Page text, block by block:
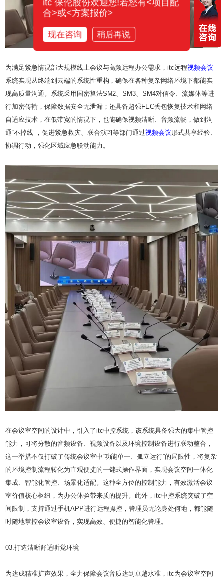
为满足紧急情况部大规模线上会议与高频远程办公需求，itc远程视频会议
系统实现从终端到云端的系统性重构，确保在各种复杂网络环境下都能实
现高质量沟通。系统采用国密算法SM2、SM3、SM4对信令、流媒体等进
行加密传输，保障数据安全无泄漏；还具备超强FEC丢包恢复技术和网络
自适应技术，在低带宽的情况下，也能确保视频清晰、音频流畅，做到沟
通“不掉线”，促进紧急救灾、联合演习等部门通过视频会议形式共享经验、
协调行动，强化区域应急联动能力。
在会议室空间的设计中，引入了itc中控系统，该系统具备强大的集中管控
能力，可将分散的音频设备、视频设备以及环境控制设备进行联动整合，
这一举措不仅打破了传统会议室中“功能单一、孤立运行”的局限性，将复杂
的环境控制流程转化为直观便捷的一键式操作界面，实现会议空间一体化
集成、智能化管控、场景化适配。这种全方位的控制能力，有效激活会议
室价值核心枢纽，为办公体验带来质的提升。此外，itc中控系统突破了空
间限制，支持通过手机APP进行远程操控，管理员无论身处何地，都能随
时随地掌控会议室设备，实现高效、便捷的智能化管理。
03.打造清晰舒适听觉环境
为达成精准扩声效果，全力保障会议音质达到卓越水准，itc为会议室空间
itc 保伦股份欢迎您!若您有<项目配
合>或<方案报价>
现在咨询 稍后再说